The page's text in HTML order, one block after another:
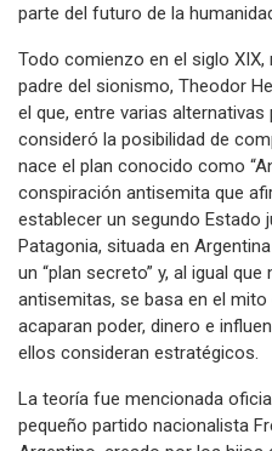
parte del futuro de la
Todo comienzo en el siglo
padre del sionismo, Theodor
el que, entre varias
consideró la posibilidad de
nace el plan conocido como
conspiración antisemita que
establecer un segundo Estado
Patagonia, situada en
un “plan secreto” y, al igual
antisemitas, se basa en el
acaparan poder, dinero e
ellos consideran estratégicos.
La teoría fue mencionada
pequeño partido nacionalista